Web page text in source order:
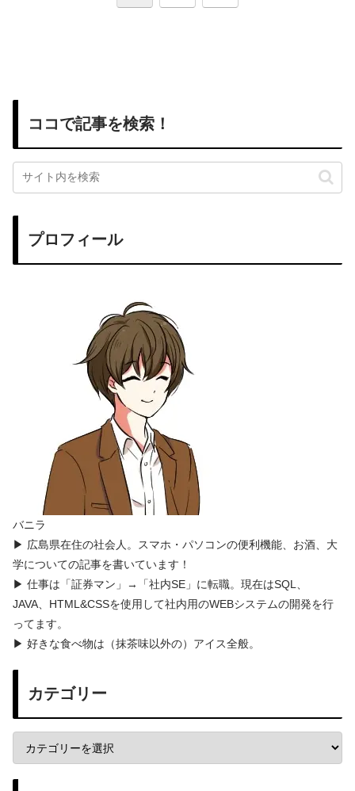
ココで記事を検索！
プロフィール
バニラ
▶ 広島県在住の社会人。スマホ・パソコンの便利機能、お酒、大
学についての記事を書いています！
▶ 仕事は「証券マン」→「社内SE」に転職。現在はSQL、
JAVA、HTML&CSSを使用して社内用のWEBシステムの開発を行
ってます。
▶ 好きな食べ物は（抹茶味以外の）アイス全般。
カテゴリー